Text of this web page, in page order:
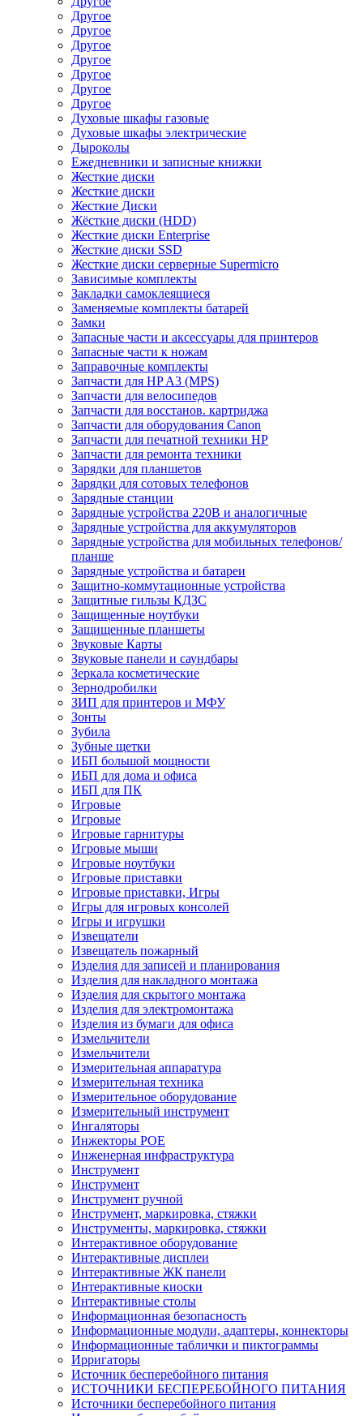
Другое
Другое
Другое
Другое
Другое
Другое
Другое
Духовые шкафы газовые
Духовые шкафы электрические
Дыроколы
Ежедневники и записные книжки
Жесткие диски
Жесткие диски
Жесткие Диски
Жёсткие диски (HDD)
Жесткие диски Enterprise
Жесткие диски SSD
Жесткие диски серверные Supermicro
Зависимые комплекты
Закладки самоклеящиеся
Заменяемые комплекты батарей
Замки
Запасные части и аксессуары для принтеров
Запасные части к ножам
Заправочные комплекты
Запчасти для HP A3 (MPS)
Запчасти для велосипедов
Запчасти для восстанов. картриджа
Запчасти для оборудования Canon
Запчасти для печатной техники HP
Запчасти для ремонта техники
Зарядки для планшетов
Зарядки для сотовых телефонов
Зарядные станции
Зарядные устройства 220В и аналогичные
Зарядные устройства для аккумуляторов
Зарядные устройства для мобильных телефонов/
планше
Зарядные устройства и батареи
Защитно-коммутационные устройства
Защитные гильзы КДЗС
Защищенные ноутбуки
Защищенные планшеты
Звуковые Карты
Звуковые панели и саундбары
Зеркала косметические
Зернодробилки
ЗИП для принтеров и МФУ
Зонты
Зубила
Зубные щетки
ИБП большой мощности
ИБП для дома и офиса
ИБП для ПК
Игровые
Игровые
Игровые гарнитуры
Игровые мыши
Игровые ноутбуки
Игровые приставки
Игровые приставки, Игры
Игры для игровых консолей
Игры и игрушки
Извещатели
Извещатель пожарный
Изделия для записей и планирования
Изделия для накладного монтажа
Изделия для скрытого монтажа
Изделия для электромонтажа
Изделия из бумаги для офиса
Измельчители
Измельчители
Измерительная аппаратура
Измерительная техника
Измерительное оборудование
Измерительный инструмент
Ингаляторы
Инжекторы POE
Инженерная инфраструктура
Инструмент
Инструмент
Инструмент ручной
Инструмент, маркировка, стяжки
Инструменты, маркировка, стяжки
Интерактивное оборудование
Интерактивные дисплеи
Интерактивные ЖК панели
Интерактивные киоски
Интерактивные столы
Информационная безопасность
Информационные модули, адаптеры, коннекторы
Информационные таблички и пиктограммы
Ирригаторы
Источник бесперебойного питания
ИСТОЧНИКИ БЕСПЕРЕБОЙНОГО ПИТАНИЯ
Источники бесперебойного питания